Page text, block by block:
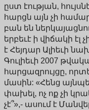
ըստ էության,
հարցն այն չի
բան են
երբեւէ ի վիճակի էլ
է Հեյդար Ալիեւի
Գուլիեւի 2007
հարցազրույցը,
մասին: «Հենց
փախել, ոչ ոք չի
չէ՞»,- ասում է